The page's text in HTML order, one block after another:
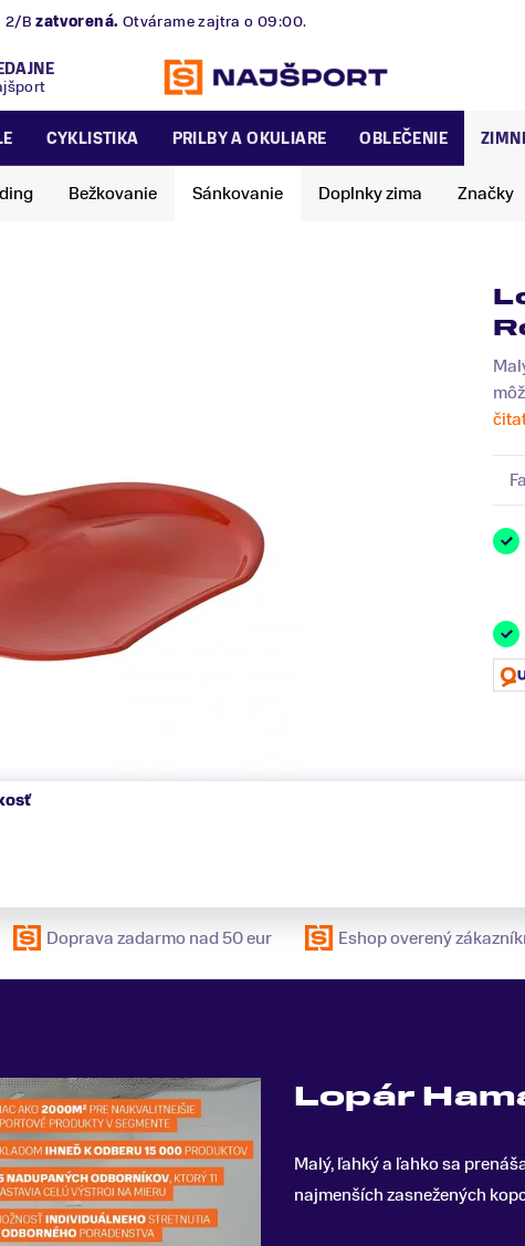
2/B zatvorená. Otvárame zajtra o 09:00.
CYKLISTIKA PRILBY A OKULIARE OBLEČENIE
Bežkovanie Sánkovanie Doplnky zima Značky
Doprava zadarmo nad 50 eur Eshop overený
Lopár
Malý, ľahký a ľahko sa
najmenších zasnežených